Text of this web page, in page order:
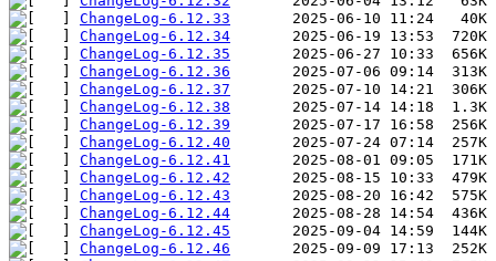
ChangeLog-6.12.33
ChangeLog-6.12.34
ChangeLog-6.12.35
ChangeLog-6.12.36
ChangeLog-6.12.37
ChangeLog-6.12.38
ChangeLog-6.12.39
ChangeLog-6.12.40
ChangeLog-6.12.41
ChangeLog-6.12.42
ChangeLog-6.12.43
ChangeLog-6.12.44
ChangeLog-6.12.45
ChangeLog-6.12.46